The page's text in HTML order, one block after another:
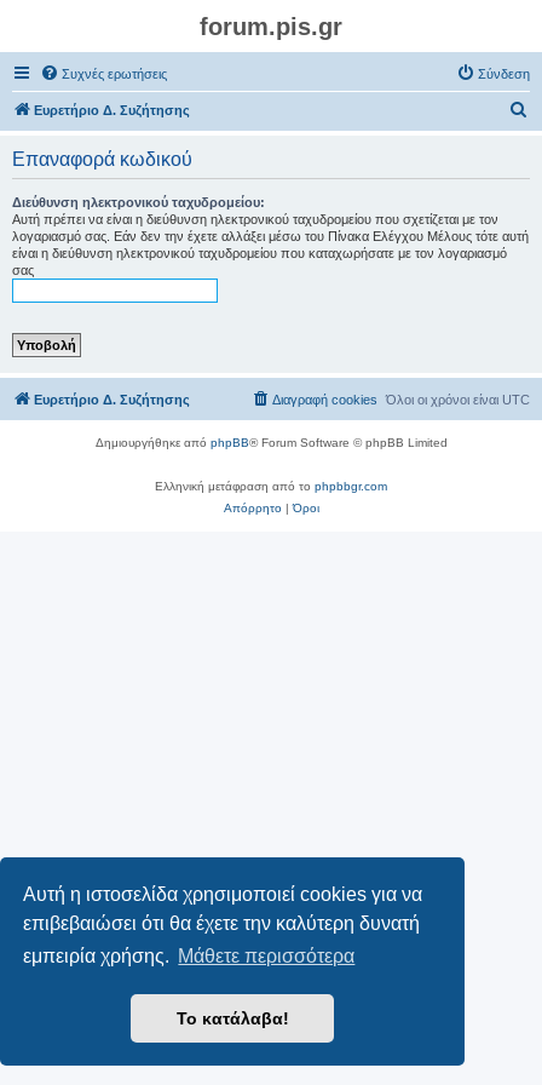
Αυτή η ιστοσελίδα χρησιμοποιεί cookies για να
επιβεβαιώσει ότι θα έχετε την καλύτερη δυνατή
εμπειρία χρήσης. Μάθετε περισσότερα
Το κατάλαβα!
forum.pis.gr
Συχνές ερωτήσεις Σύνδεση
Ευρετήριο Δ. Συζήτησης
Επαναφορά κωδικού
Διεύθυνση ηλεκτρονικού ταχυδρομείου:
Αυτή πρέπει να είναι η διεύθυνση ηλεκτρονικού ταχυδρομείου που σχετίζεται με τον
λογαριασμό σας. Εάν δεν την έχετε αλλάξει μέσω του Πίνακα Ελέγχου Μέλους τότε αυτή
είναι η διεύθυνση ηλεκτρονικού ταχυδρομείου που καταχωρήσατε με τον λογαριασμό
σας
Ευρετήριο Δ. Συζήτησης Όλοι οι χρόνοι είναι UTC
Διαγραφή cookies
Δημιουργήθηκε από phpBB® Forum Software © phpBB Limited
Ελληνική μετάφραση από το phpbbgr.com
Απόρρητο|Όροι